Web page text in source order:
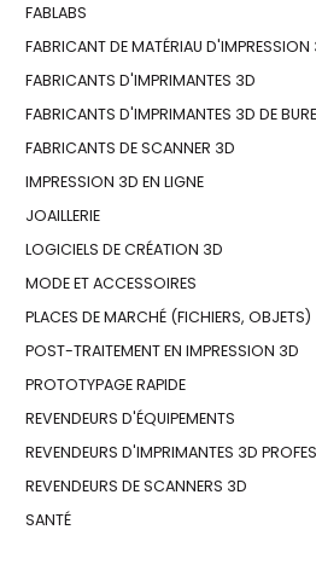
FABLABS
FABRICANT DE MATÉRIAU D'IMPRESSION
FABRICANTS D'IMPRIMANTES 3D
FABRICANTS D'IMPRIMANTES 3D DE
FABRICANTS DE SCANNER 3D
IMPRESSION 3D EN LIGNE
JOAILLERIE
LOGICIELS DE CRÉATION 3D
MODE ET ACCESSOIRES
PLACES DE MARCHÉ (FICHIERS, OBJETS)
POST-TRAITEMENT EN IMPRESSION 3D
PROTOTYPAGE RAPIDE
REVENDEURS D'ÉQUIPEMENTS
REVENDEURS D'IMPRIMANTES 3D
REVENDEURS DE SCANNERS 3D
SANTÉ